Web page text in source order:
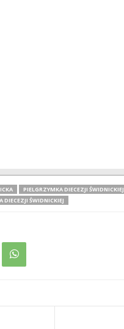
PIELGRZYMKA DIECEZJI ŚWIDNICKIEJ
DIECEZJI ŚWIDNICKIEJ